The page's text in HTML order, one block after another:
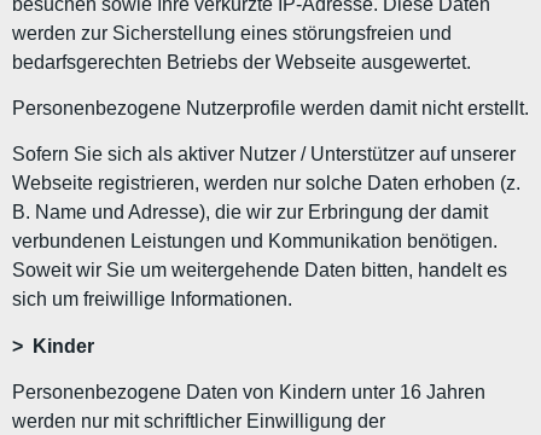
werden zur Sicherstellung eines störungsfreien und
bedarfsgerechten Betriebs der Webseite ausgewertet.
Personenbezogene Nutzerprofile werden damit nicht erstellt.
Sofern Sie sich als aktiver Nutzer / Unterstützer auf unserer
Webseite registrieren, werden nur solche Daten erhoben (z.
B. Name und Adresse), die wir zur Erbringung der damit
verbundenen Leistungen und Kommunikation benötigen.
Soweit wir Sie um weitergehende Daten bitten, handelt es
sich um freiwillige Informationen.
> Kinder
Personenbezogene Daten von Kindern unter 16 Jahren
werden nur mit schriftlicher Einwilligung der